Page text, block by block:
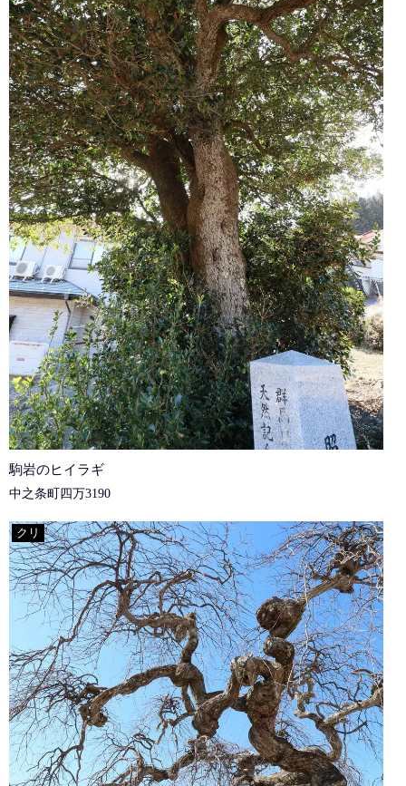
駒岩のヒイラギ
中之条町四万3190
クリ